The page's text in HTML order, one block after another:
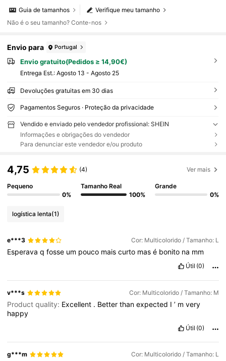
Verifique meu tamanho
Guia de tamanhos
Não é o seu tamanho? Conte-nos
Envio para Portugal
Envio gratuito(Pedidos ≥ 14,90€)
Entrega Est.: Agosto 13 - Agosto 25
Devoluções gratuitas em 30 dias
Pagamentos Seguros · Proteção da privacidade
Vendido e enviado pelo vendedor profissional: SHEIN
Informações e obrigações do vendedor
Para denunciar este vendedor e/ou produto
4,75 (4) Ver mais
Pequeno
0%
Tamanho Real
100%
Grande
0%
logística lenta(1)
e***3 Cor: Multicolorido / Tamanho: L
Esperavaqfosse um pouco maiscurto masé bonito na mm
Útil (0)
v***s Cor: Multicolorido / Tamanho: M
Product quality: Excellent . Betterthanexpected I’ mvery
happy
Útil (0)
g***m Cor: Multicolorido / Tamanho: L